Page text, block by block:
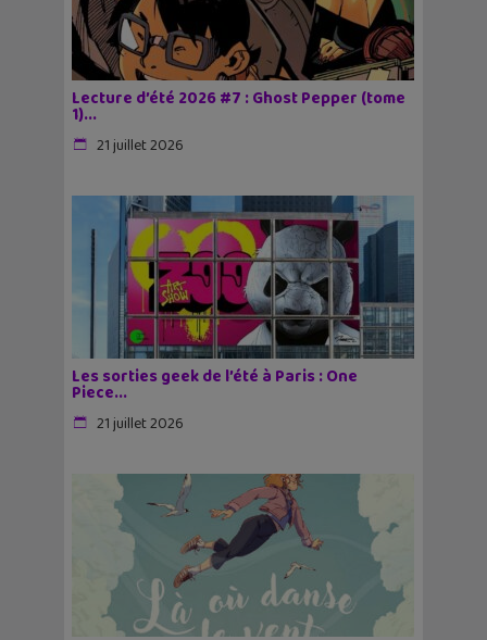
Lecture d’été 2026 #7 : Ghost Pepper (tome
1)...
21 juillet 2026
Les sorties geek de l’été à Paris : One
Piece...
21 juillet 2026